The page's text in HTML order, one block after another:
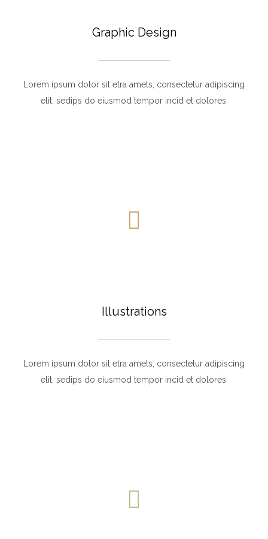
Graphic Design
Lorem ipsum dolor sit etra amets, consectetur adipiscing
elit, sedips do eiusmod tempor incid et dolores.
Illustrations
Lorem ipsum dolor sit etra amets, consectetur adipiscing
elit, sedips do eiusmod tempor incid et dolores.